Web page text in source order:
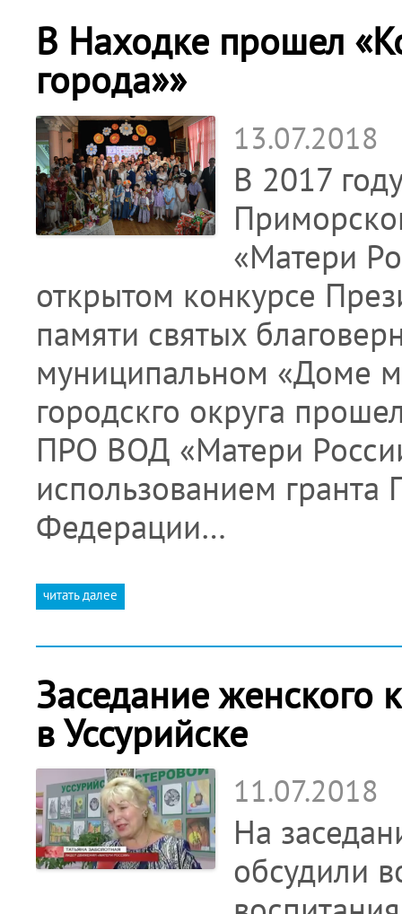
В Находке прошел
города»»
13.07.2018
В 2017
«Матери
открытом конкурсе
памяти святых
муниципальном «Доме
городскго округа
ПРО ВОД «Матери
использованием гранта
Федерации…
читать далее
Заседание женского
в Уссурийске
11.07.2018
На
обсудили